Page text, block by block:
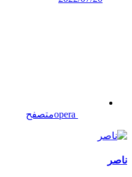
operaمتصفح
ناصر